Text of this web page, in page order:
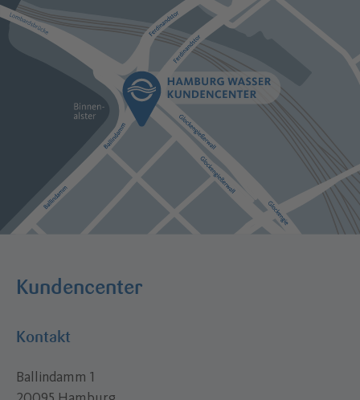
Kundencenter
Kontakt
Ballindamm 1